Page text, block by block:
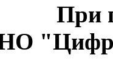
При